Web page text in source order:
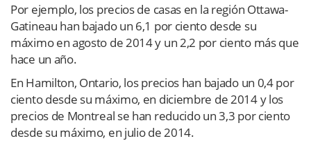
Por ejemplo, los precios de casas en la región Ottawa-
Gatineau han bajado un 6,1 por ciento desde su
máximo en agosto de 2014 y un 2,2 por ciento más que
hace un año.
En Hamilton, Ontario, los precios han bajado un 0,4 por
ciento desde su máximo, en diciembre de 2014 y los
precios de Montreal se han reducido un 3,3 por ciento
desde su máximo, en julio de 2014.